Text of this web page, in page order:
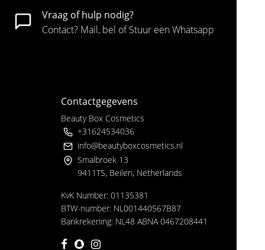
Vraag of hulp nodig?
Contact? Mail, bel of Stuur een Whatsapp
Contactgegevens
Beauty Box Cosmetics
+31624534036
info@beautyboxcosmetics.nl
Smalbroek 13
9411TS, Beilen, Netherlands
KvK Number: 01135381
BTW-number: NL001440567B87
Bankrekening: NL48 ABNA 0467208441